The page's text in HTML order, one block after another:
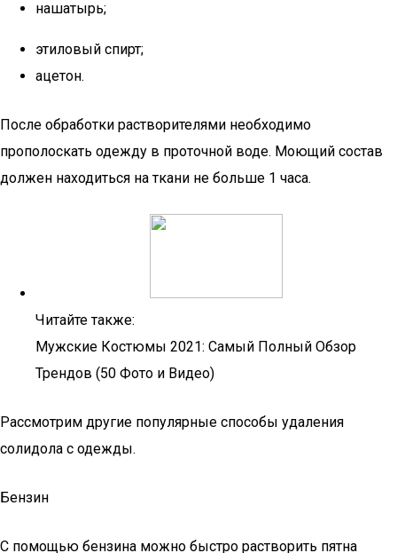
нашатырь;
этиловый спирт;
ацетон.
После обработки растворителями необходимо
прополоскать одежду в проточной воде. Моющий состав
должен находиться на ткани не больше 1 часа.
Читайте также:
Мужские Костюмы 2021: Самый Полный Обзор
Трендов (50 Фото и Видео)
Рассмотрим другие популярные способы удаления
солидола с одежды.
Бензин
С помощью бензина можно быстро растворить пятна